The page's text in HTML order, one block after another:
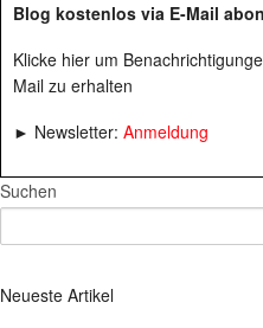
Blog kostenlos via E-Mail
Klicke hier um
Mail zu erhalten
► Newsletter: Anmeldung
Suchen
Neueste Artikel